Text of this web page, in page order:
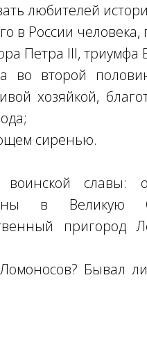
любителей
в России человека,
Петра III, триумфа
во второй
хозяйкой,
сиренью.
славы:
в Великую
пригород
Бывал